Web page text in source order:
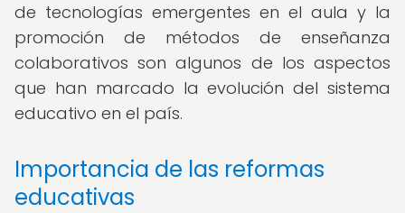
de tecnologías emergentes en el aula y la
promoción de métodos de enseñanza
colaborativos son algunos de los aspectos
que han marcado la evolución del sistema
educativo en el país.
Importancia de las reformas
educativas